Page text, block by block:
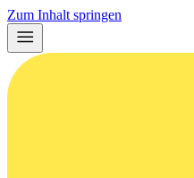
Zum Inhalt springen